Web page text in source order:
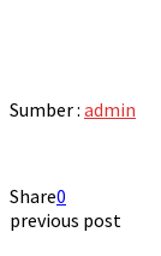
Sumber : admin
Share0
previous post